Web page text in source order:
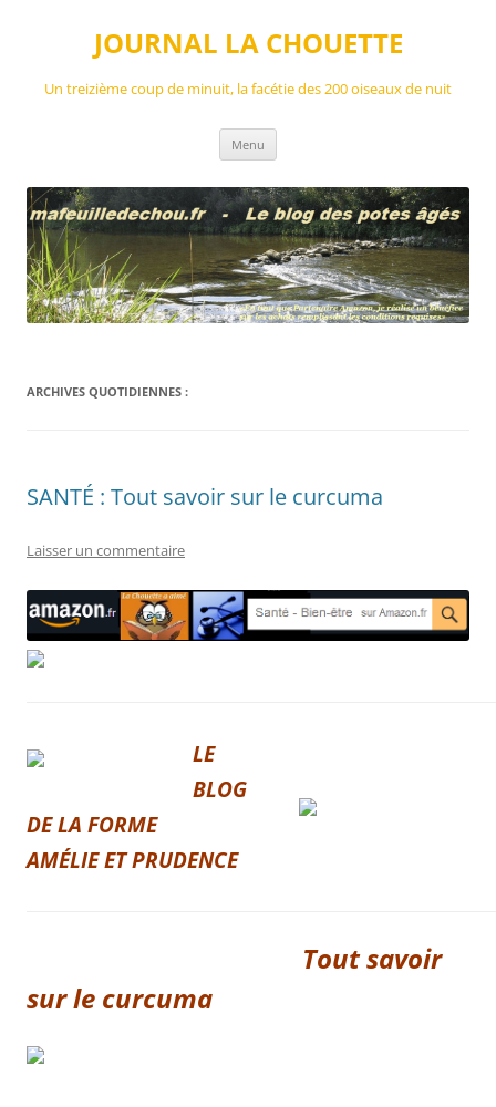
JOURNAL LA CHOUETTE
Un treizième coup de minuit, la facétie des 200 oiseaux de nuit
Menu
ARCHIVES QUOTIDIENNES :
SANTÉ : Tout savoir sur le curcuma
Laisser un commentaire
LE
BLOG
DE LA FORME
AMÉLIE ET PRUDENCE
Tout savoir
sur le curcuma